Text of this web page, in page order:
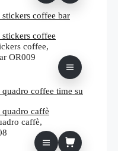
coffee,
OR009
caffè,